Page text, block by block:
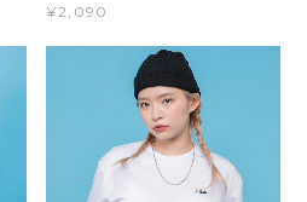
¥2,090